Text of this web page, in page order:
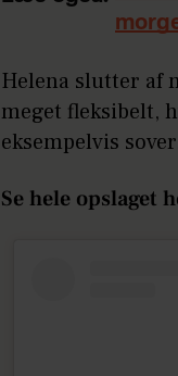
Helena slutter af
meget fleksibelt,
eksempelvis
Se hele opslaget